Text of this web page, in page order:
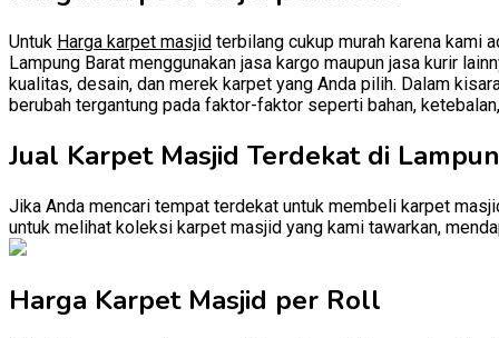
Untuk Harga karpet masjid terbilang cukup murah karena kami
Lampung Barat menggunakan jasa kargo maupun jasa kurir
kualitas, desain, dan merek karpet yang Anda pilih. Dalam
berubah tergantung pada faktor-faktor seperti bahan,
Jual Karpet Masjid Terdekat di
Jika Anda mencari tempat terdekat untuk membeli karpet
untuk melihat koleksi karpet masjid yang kami tawarkan,
Harga Karpet Masjid per Roll